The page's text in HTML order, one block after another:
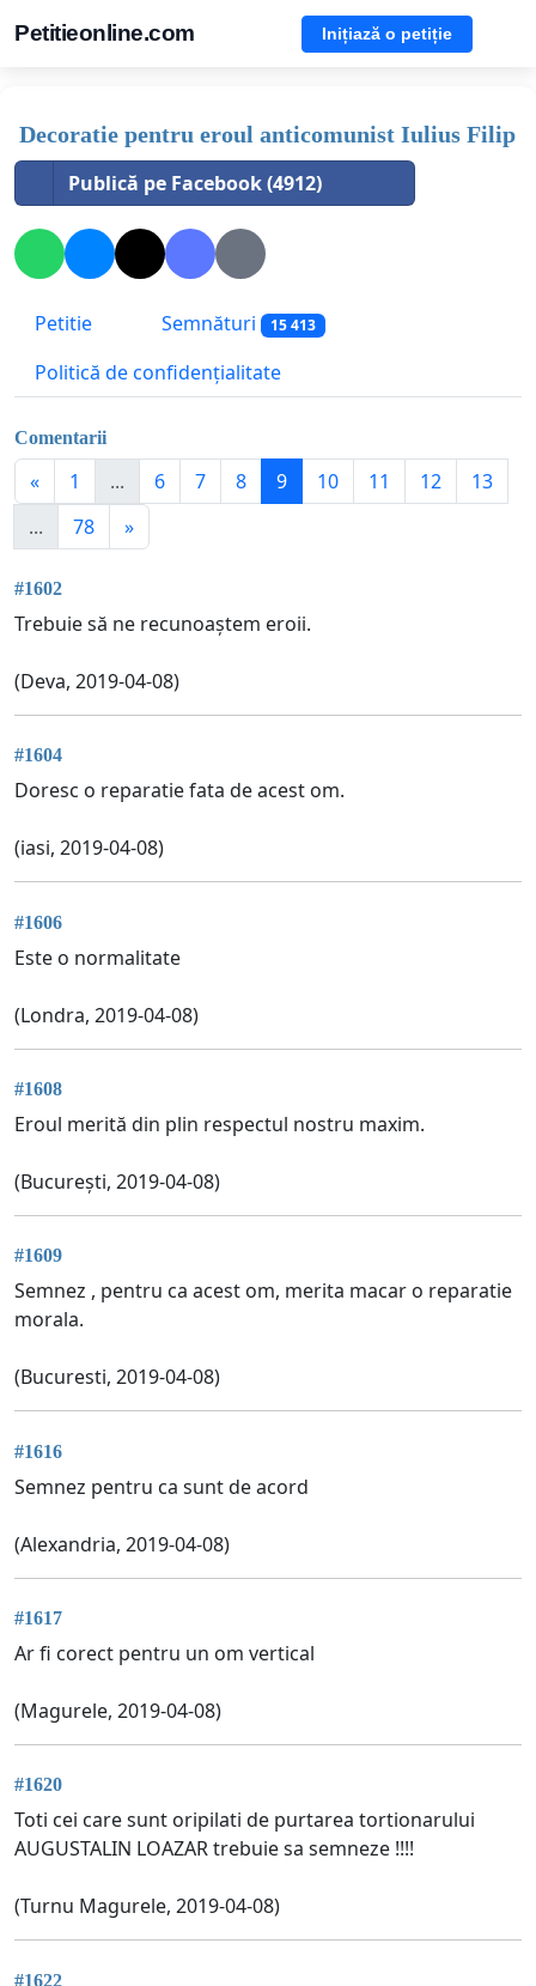
Petitieonline.com Inițiază o petiție
Decoratie pentru eroul anticomunist Iulius Filip
Publică pe Facebook (4912)
Petitie Semnături 15 413
Politică de confidențialitate
Comentarii
« 1 ... 6 7 8 9 10 11 12
13
...
78 »
#1602
Trebuie să ne recunoaștem eroii.
(Deva, 2019-04-08)
#1604
Doresc o reparatie fata de acest om.
(iasi, 2019-04-08)
#1606
Este o normalitate
(Londra, 2019-04-08)
#1608
Eroul merită din plin respectul nostru maxim.
(București, 2019-04-08)
#1609
Semnez , pentru ca acest om, merita macar o reparatie
morala.
(Bucuresti, 2019-04-08)
#1616
Semnez pentru ca sunt de acord
(Alexandria, 2019-04-08)
#1617
Ar fi corect pentru un om vertical
(Magurele, 2019-04-08)
#1620
Toti cei care sunt oripilati de purtarea tortionarului
AUGUSTALIN LOAZAR trebuie sa semneze !!!!
(Turnu Magurele, 2019-04-08)
#1622